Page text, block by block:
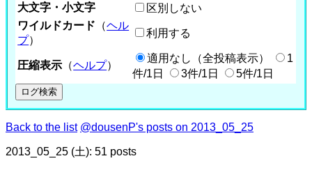
大文字・小文字
区別しない
ワイルドカード （ヘル
プ）
利用する
圧縮表示 （ヘルプ）
適用なし（全投稿表示）
1
件/1日
3件/1日 5件/1日
Back to the list @dousenP's posts on 2013_05_25
2013_05_25 (土): 51 posts